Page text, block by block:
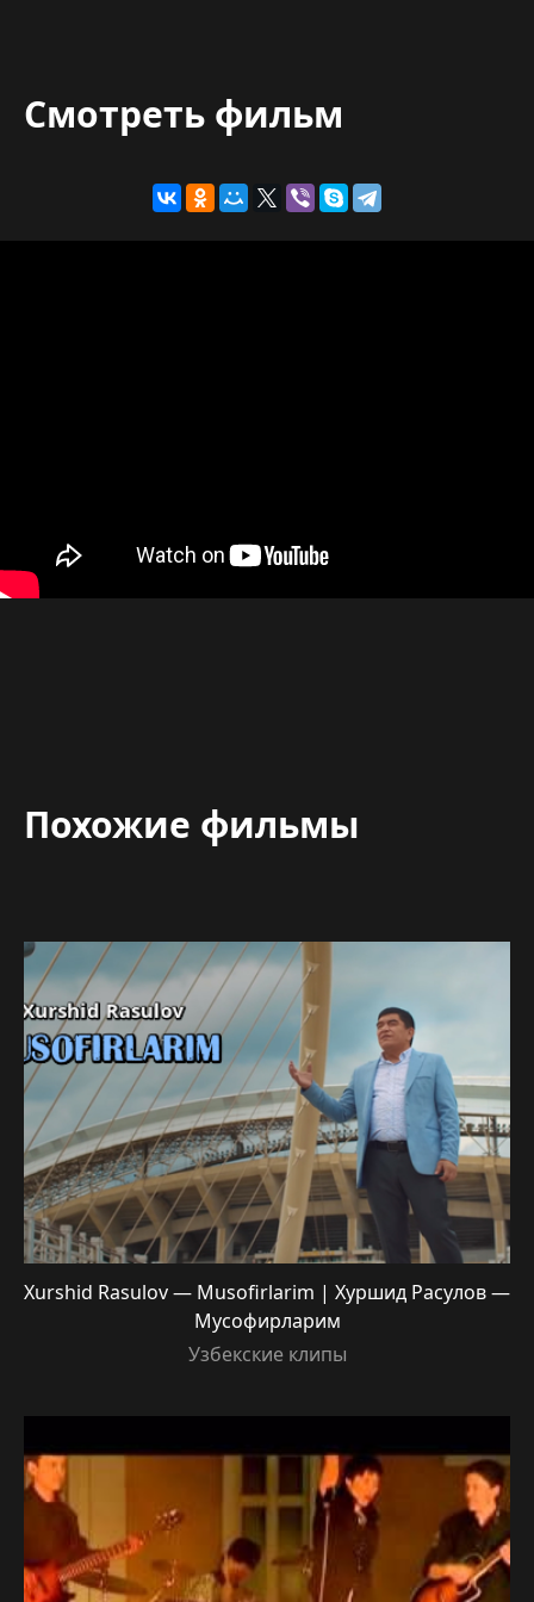
Смотреть фильм
Похожие фильмы
Xurshid Rasulov — Musofirlarim | Хуршид Расулов —
Мусофирларим
Узбекские клипы